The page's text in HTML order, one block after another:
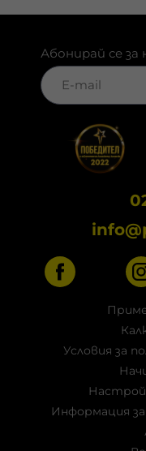
Абонирай се
Условия за
Информация